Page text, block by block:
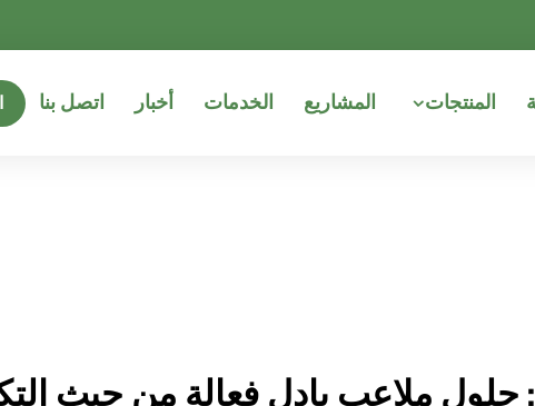
المنتجات المشاريع الخدمات أخبار اتصل بنا